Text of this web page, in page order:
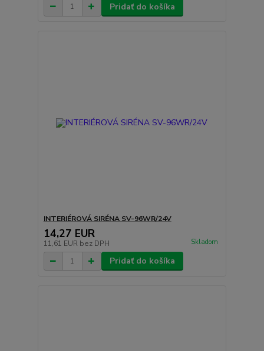
Pridať do košíka
INTERIÉROVÁ SIRÉNA SV-96WR/24V
14,27 EUR
11,61 EUR bez DPH Skladom
Pridať do košíka